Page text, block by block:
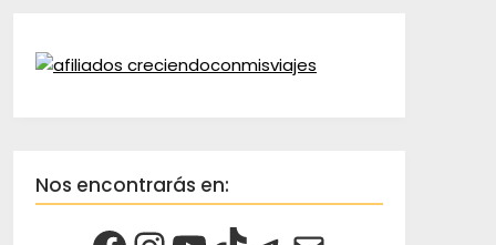
Nos encontrarás en: